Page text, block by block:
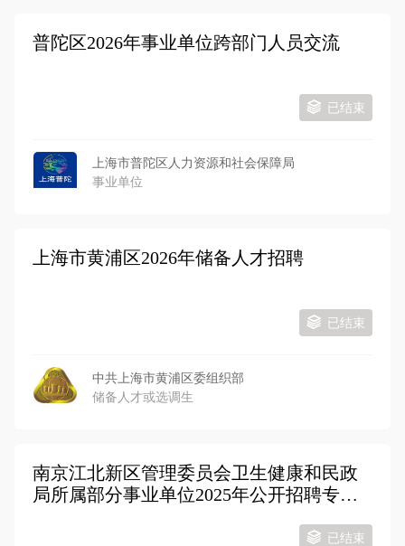
普陀区2026年事业单位跨部门人员交流
已结束
上海市普陀区人力资源和社会保障局
事业单位
上海市黄浦区2026年储备人才招聘
已结束
中共上海市黄浦区委组织部
储备人才或选调生
南京江北新区管理委员会卫生健康和民政
局所属部分事业单位2025年公开招聘专技
已结束